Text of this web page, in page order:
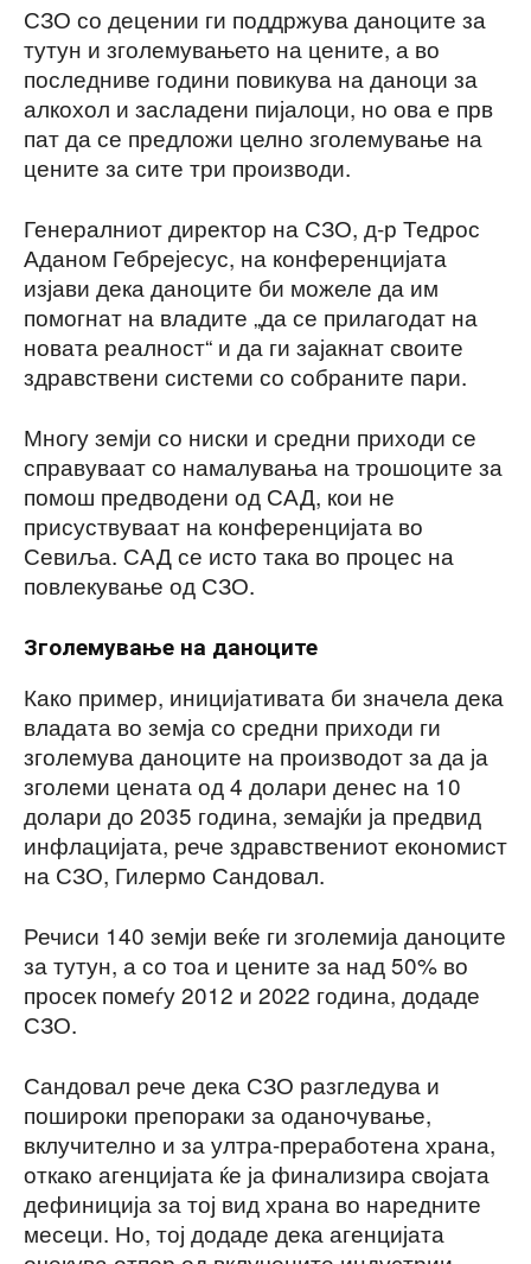
СЗО со децении ги поддржува даноците за
тутун и зголемувањето на цените, а во
последниве години повикува на даноци за
алкохол и засладени пијалоци, но ова е прв
пат да се предложи целно зголемување на
цените за сите три производи.
Генералниот директор на СЗО, д-р Тедрос
Аданом Гебрејесус, на конференцијата
изјави дека даноците би можеле да им
помогнат на владите „да се прилагодат на
новата реалност“ и да ги зајакнат своите
здравствени системи со собраните пари.
Многу земји со ниски и средни приходи се
справуваат со намалувања на трошоците за
помош предводени од САД, кои не
присуствуваат на конференцијата во
Севиља. САД се исто така во процес на
повлекување од СЗО.
Зголемување на даноците
Како пример, иницијативата би значела дека
владата во земја со средни приходи ги
зголемува даноците на производот за да ја
зголеми цената од 4 долари денес на 10
долари до 2035 година, земајќи ја предвид
инфлацијата, рече здравствениот економист
на СЗО, Гилермо Сандовал.
Речиси 140 земји веќе ги зголемија даноците
за тутун, а со тоа и цените за над 50% во
просек помеѓу 2012 и 2022 година, додаде
СЗО.
Сандовал рече дека СЗО разгледува и
пошироки препораки за оданочување,
вклучително и за ултра-преработена храна,
откако агенцијата ќе ја финализира својата
дефиниција за тој вид храна во наредните
месеци. Но, тој додаде дека агенцијата